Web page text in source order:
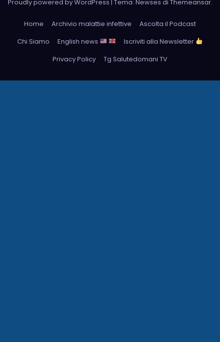
Proudly powered by WordPress | Tema: Newses di Themeansar.
Home Archivio malattie infettive
Ascolta il Podcast
Chi Siamo
English news
Iscriviti alla Newsletter
Privacy Policy
Tg Salutedomani TV